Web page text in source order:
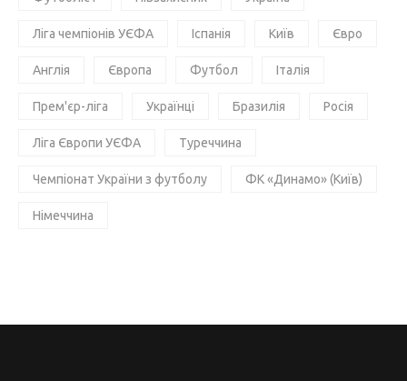
Ліга чемпіонів УЄФА Іспанія Київ Євро
Англія Європа Футбол Італія
Прем'єр-ліга Українці Бразилія Росія
Ліга Європи УЄФА Туреччина
Чемпіонат України з футболу ФК «Динамо» (Київ)
Німеччина